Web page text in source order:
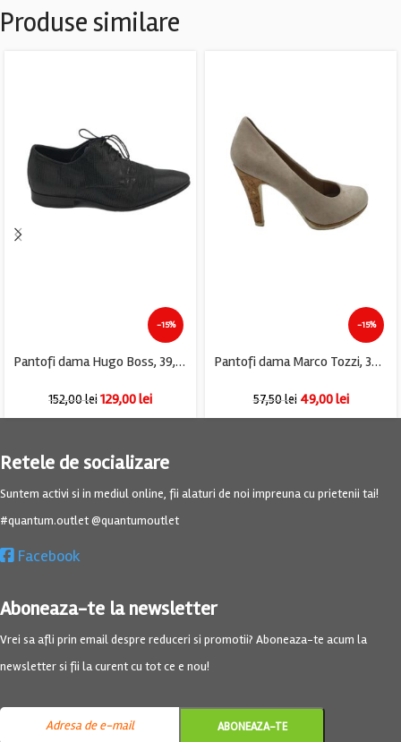
Produse similare
-15%
Pantofi dama Hugo Boss, 39, piele, negru
152,00lei129,00lei
-15%
Pantofi dama Marco Tozzi, 39, material textil, gri
57,50lei 49,00lei
Retele de socializare
Suntem activi si in mediul online, fii alaturi de noi impreuna cu prietenii tai!
#quantum.outlet @quantumoutlet
Facebook
Aboneaza-te la newsletter
Vrei sa afli prin email despre reduceri si promotii? Aboneaza-te acum la
newsletter si fii la curent cu tot ce e nou!